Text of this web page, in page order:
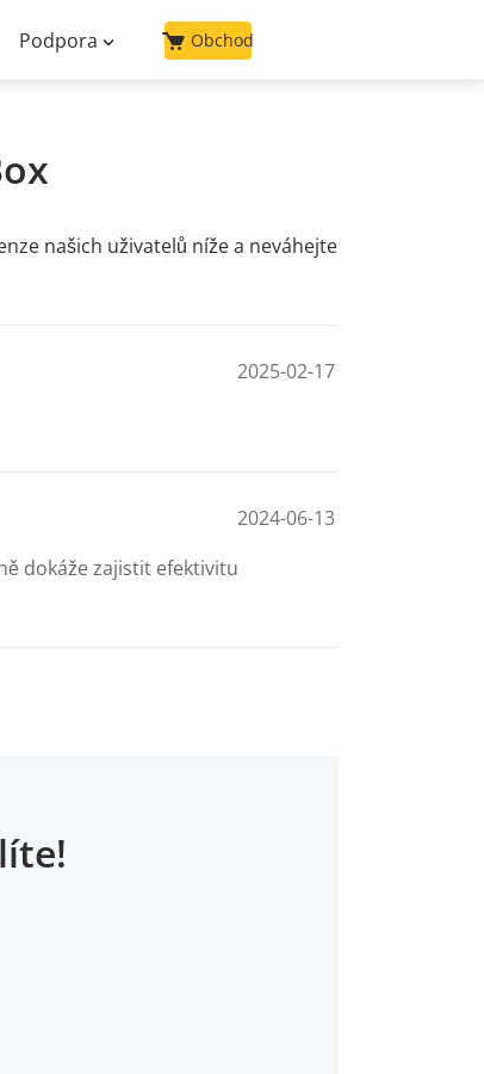
Podpora Obchod
našich uživatelů níže a neváhejte
2025-02-17
2024-06-13
dokáže zajistit efektivitu